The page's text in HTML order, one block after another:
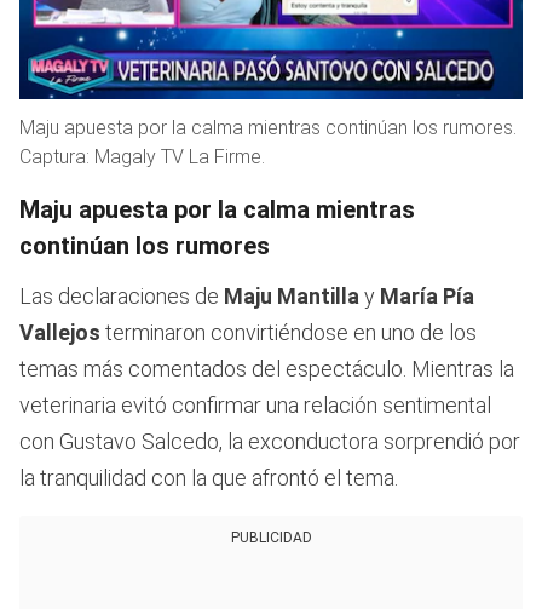
Maju apuesta por la calma mientras continúan los rumores.
Captura: Magaly TV La Firme.
Maju apuesta por la calma mientras
continúan los rumores
Las declaraciones de Maju Mantilla y María Pía
Vallejos terminaron convirtiéndose en uno de los
temas más comentados del espectáculo. Mientras la
veterinaria evitó confirmar una relación sentimental
con Gustavo Salcedo, la exconductora sorprendió por
la tranquilidad con la que afrontó el tema.
PUBLICIDAD